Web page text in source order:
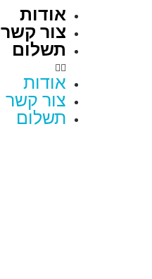
אודות
צור קשר
תשלום
אודות
צור קשר
תשלום